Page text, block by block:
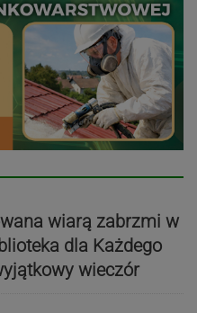
wiarą zabrzmi w
dla Każdego
wieczór